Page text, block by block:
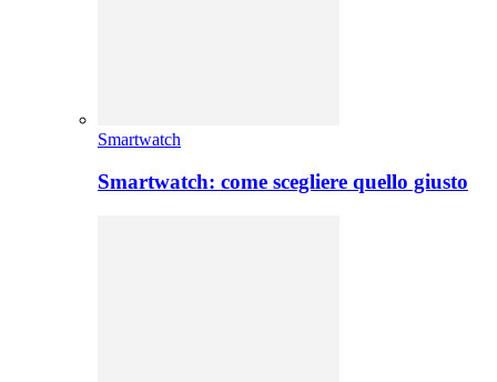
Smartwatch
Smartwatch: come scegliere quello giusto